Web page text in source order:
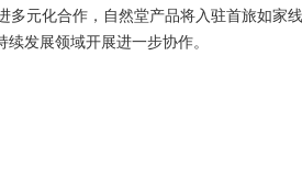
多元化合作，自然堂产品将入驻首旅如家
续发展领域开展进一步协作。